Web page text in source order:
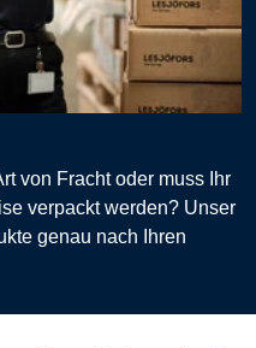
von Fracht oder muss Ihr
verpackt werden? Unser
genau nach Ihren